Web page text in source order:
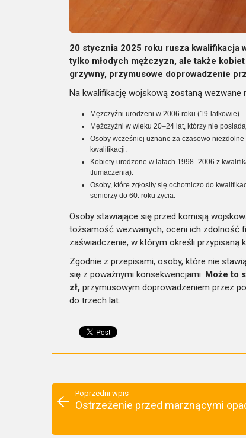
20 stycznia 2025 roku rusza kwalifikacja
tylko młodych mężczyzn, ale także
grzywny, przymusowe doprowadzenie
Na kwalifikację wojskową zostaną wezwane
Mężczyźni urodzeni w 2006 roku (19-latkowie).
Mężczyźni w wieku 20–24 lat, którzy nie
Osoby wcześniej uznane za czasowo
kwalifikacji.
Kobiety urodzone w latach 1998–2006 z
tłumaczenia).
Osoby, które zgłosiły się ochotniczo do
seniorzy do 60. roku życia.
Osoby stawiające się przed komisją
tożsamość wezwanych, oceni ich zdolność
zaświadczenie, w którym określi przypisaną
Zgodnie z przepisami, osoby, które nie
się z poważnymi konsekwencjami. Może to
zł, przymusowym doprowadzeniem przez
do trzech lat.
Poprzedni wpis
Ostrzeżenie przed marznącymi